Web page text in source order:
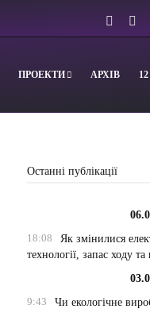
ПРОЕКТИ АРХІВ
Останні публікації
18:08
Як змінилися
технології, запас ходу
9:43
Чи екологічне